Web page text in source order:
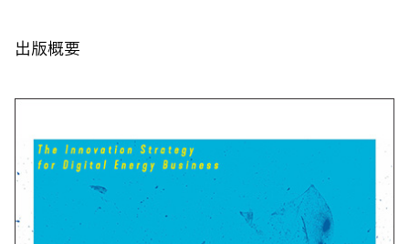
出版概要